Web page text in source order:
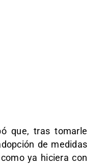
que, tras tomarle
de medidas
ya hiciera con